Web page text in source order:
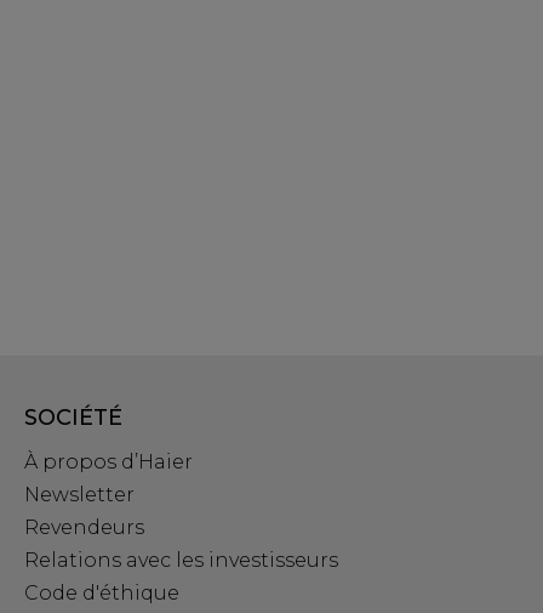
SOCIÉTÉ
À propos d’Haier
Newsletter
Revendeurs
Relations avec les investisseurs
Code d'éthique